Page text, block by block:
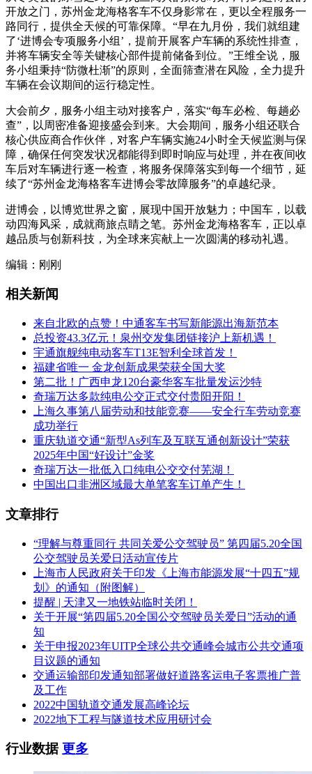
开放之门，苏州金龙海格客车不仅身影常在，更以全程服务一
路同行，提供全天候的可靠保障。“早在九月份，我们就组建
了‘进博会专项服务小组’，提前开展客户车辆的系统性排查，
并将车辆安全等关键核心部件提前储备到位。”王维全说，服
务小组秉持“防微杜渐”的原则，全面筛查潜在风险，全力提升
车辆在会议期间的运行稳定性。
大会前夕，服务小组主动对接客户，落实“每车必检、每趟必
查”，以周密准备迎接盛会到来。大会期间，服务小组还联合
核心供应商合作伙伴，对客户车辆实施24小时全天候监测与保
障，确保任何突发状况都能得到即时响应与处理，并在夜间收
车后对车辆进行逐一检查，将服务保障落实到每一个细节，延
续了“苏州金龙海格客车进博会零故障服务”的卓越纪录。
进博会，以博览世界之窗，展现中国开放魅力；中国车，以载
动四海风采，成就商旅点睛之笔。苏州金龙海格客车，正以卓
越品质与创新科技，为全球来宾献上一次圆满的移动礼遇。
编辑：刚刚
相关新闻
来自北欧的点赞！中通客车书写新能源出海新范本
总投资43.3亿元！泉州交发集团链接沪上新机遇！
宇通旗舰纯电动客车T13E智利全球首发！
福建省唯一 金龙创新成果荣获全国大奖
第二批！广西申龙120台豪华客车批量发运沙特
奇瑞万达多款纯电公交正式交付贵阳开阳！
上海久事第八届劳动和技能竞赛——安全行车劳动竞赛
成功举行
重庆轨道交通“新型As列车及互联互通创新设计”荣获
2025年中国“好设计”金奖
奇瑞万达一批低入口纯电公交交付芜湖！
中国出口非洲区域最大单笔客车订单产生！
文章排行
“理解与尊重同行 共同关爱公交驾驶员” 第四届5.20全国
公交驾驶员关爱日活动宣传片
上海市人民政府关于印发《上海市能源发展“十四五”规
划》的通知（附图解）
提醒 | 天津又一地铁站临时关闭！
关于开展“第四届5.20全国公交驾驶员关爱日”活动的通
知
关于申报2023年UITP全球公共交通峰会城市公共交通项
目议题的通知
交通运输部印发通知部署做好道路客运电子客票推广普
及工作
2022中国轨道交通发展高峰论坛
2022地下工程与隧道技术应用研讨会
行业数据更多